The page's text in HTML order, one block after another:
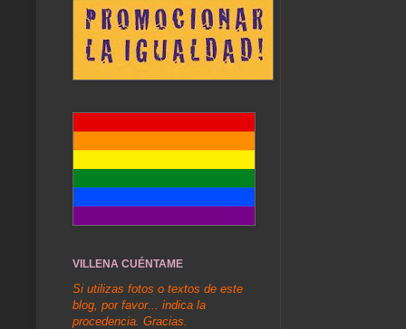
VILLENA CUÉNTAME
Si utilizas fotos o textos de este
blog, por favor... indica la
procedencia. Gracias.